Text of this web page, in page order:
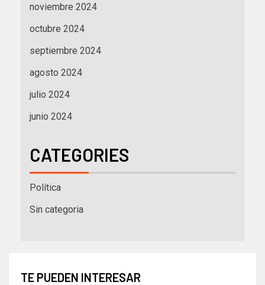
noviembre 2024
octubre 2024
septiembre 2024
agosto 2024
julio 2024
junio 2024
CATEGORIES
Política
Sin categoria
TE PUEDEN INTERESAR